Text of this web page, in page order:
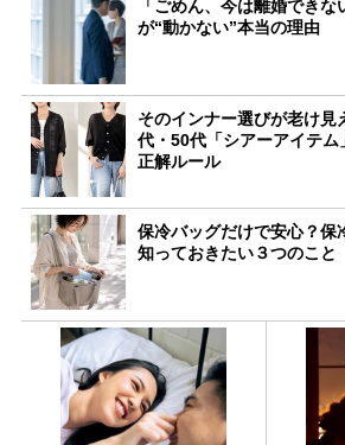
「ごめん、今は離婚でき
が“動かない”本当の理由
そのインナー選びが老け見
代・50代「シアーアイテ
正解ルール
保冷バッグだけで安心？保
知っておきたい３つのこと